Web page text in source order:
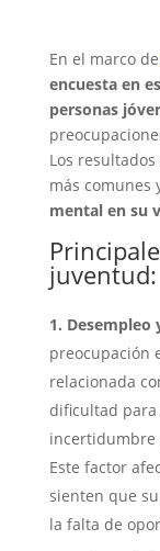
En el marco
encuesta en
personas
Los
más comunes
mental en su
juventud:
1. Desempleo
preocupación
relacionada
dificultad para
incertidumbre
Este factor
sienten que
la falta de